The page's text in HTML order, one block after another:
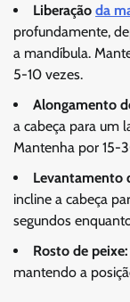
Liberação da
profundamente,
a mandíbula.
5-10 vezes.
Alongamento
a cabeça para um
Mantenha por 15-
Levantamento
incline a cabeça
segundos
Rosto de peixe:
mantendo a